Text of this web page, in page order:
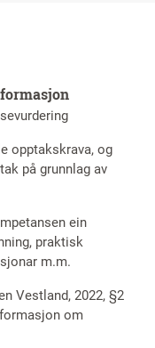
opptakskrava, og
på grunnlag av
ein
praktisk
m.m.
Vestland, 2022, §2
om